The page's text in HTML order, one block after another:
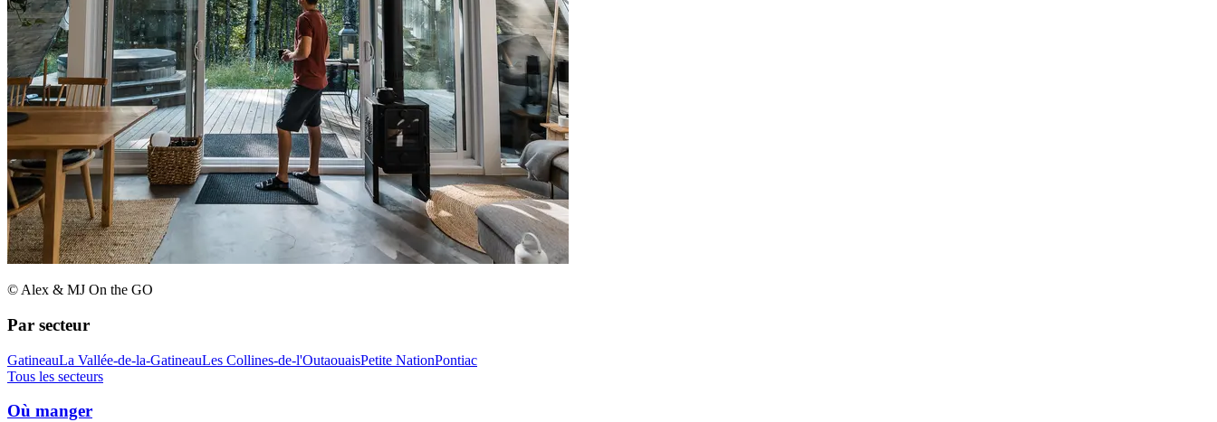
© Alex & MJ On the GO
Par secteur
GatineauLa Vallée-de-la-GatineauLes Collines-de-l'OutaouaisPetite NationPontiac
Tous les secteurs
Où manger